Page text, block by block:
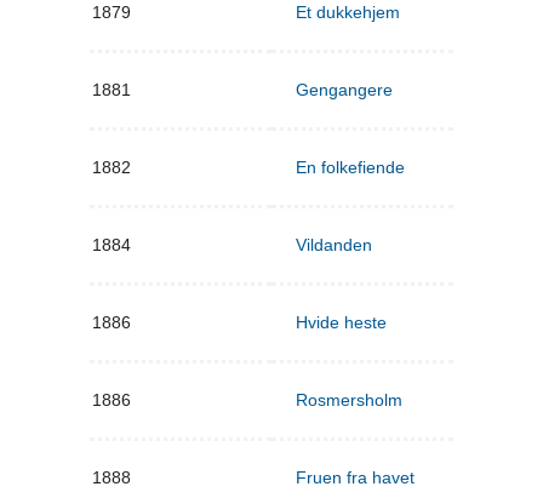
1879 Et dukkehjem
1881 Gengangere
1882 En folkefiende
1884 Vildanden
1886 Hvide heste
1886 Rosmersholm
1888 Fruen fra havet